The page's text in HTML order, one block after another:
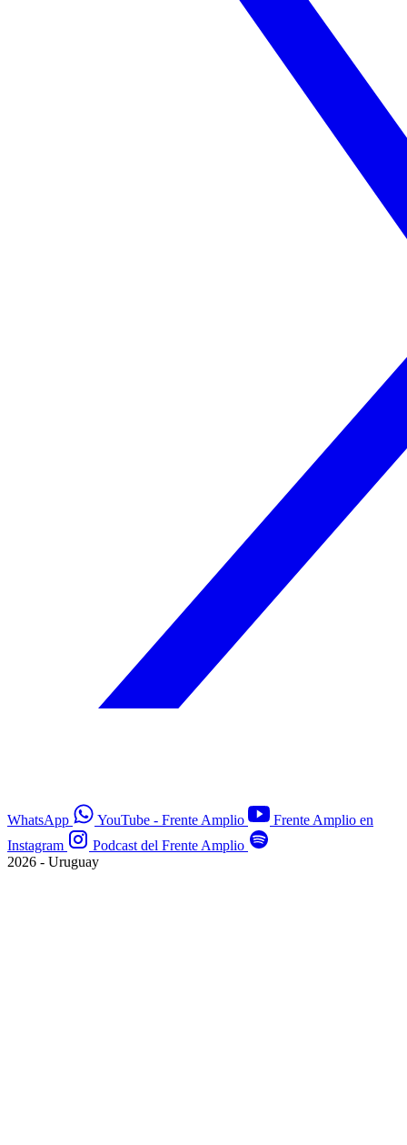
WhatsApp YouTube - Frente Amplio
Frente Amplio en
Instagram
Podcast del Frente Amplio
2026 - Uruguay